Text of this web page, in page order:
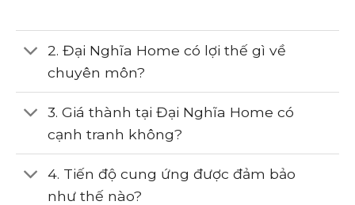
2. Đại Nghĩa Home có lợi thế gì về
chuyên môn?
3. Giá thành tại Đại Nghĩa Home có
cạnh tranh không?
4. Tiến độ cung ứng được đảm bảo
như thế nào?